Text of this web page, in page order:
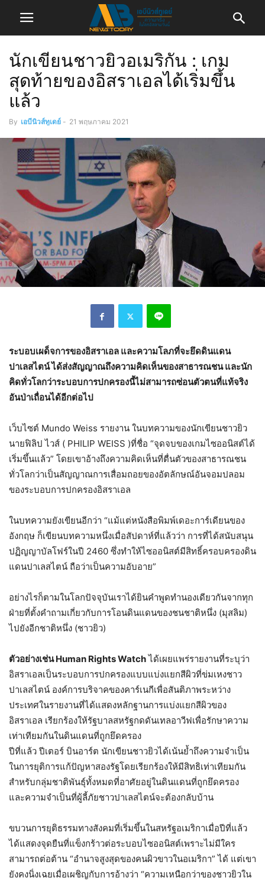
นักเขียนชาวยิวอเมริกัน : เกม
สุดท้ายของอิสราเอลได้เริ่มขึ้น
แล้ว
By เอบีนิวส์ทูเดย์ - 21 พฤษภาคม 2021
ระบอบเผด็จการของอิสราเอล และความโลภที่จะยึดดินแดน
ปาเลสไตน์ ได้ส่งสัญญาณถึงความคิดเห็นของสาธารณชน และนัก
คิดทั่วโลกว่าระบอบการปกครองนี้ไม่สามารถซ่อนตัวตนที่แท้จริง
อันป่าเถื่อนได้อีกต่อไป
เว็บไซต์ Mundo Weiss รายงาน ในบทความของนักเขียนชาวยิว
นายฟิลิป ไวส์ ( PHILIP WEISS )ที่ชื่อ “จุดจบของเกมไซออนิสต์ได้
เริ่มขึ้นแล้ว” โดยเขาอ้างถึงความคิดเห็นที่ตื่นตัวของสาธารณชน
ทั่วโลกว่าเป็นสัญญาณการเสื่อมถอยของอัตลักษณ์อันจอมปลอม
ของระบอบการปกครองอิสราเอล
ในบทความยังเขียนอีกว่า “แม้แต่หนังสือพิมพ์เดอะการ์เดียนของ
อังกฤษ ก็เขียนบทความหนึ่งเมื่อสัปดาห์ที่แล้วว่า การที่ได้สนับสนุน
ปฏิญญาบัลโฟร์ในปี 2460 ซึ่งทำให้ไซออนิสต์มีสิทธิ์ครอบครองดิน
แดนปาเลสไตน์ ถือว่าเป็นความอับอาย”
อย่างไรก็ตามในโลกปัจจุบันเราได้ยินคำพูดทำนองเดียวกันจากทุก
ฝ่ายที่ตั้งคำถามเกี่ยวกับการโอนดินแดนของชนชาติหนึ่ง (มุสลิม)
ไปยังอีกชาติหนึ่ง (ชาวยิว)
ตัวอย่างเช่น Human Rights Watchได้เผยแพร่รายงานที่ระบุว่า
อิสราเอลเป็นระบอบการปกครองแบบแบ่งแยกสีผิวที่ข่มเหงชาว
ปาเลสไตน์ องค์การบริจาคของคาร์เนกีเพื่อสันติภาพระหว่าง
ประเทศในรายงานที่ได้แสดงหลักฐานการแบ่งแยกสีผิวของ
อิสราเอล เรียกร้องให้รัฐบาลสหรัฐกดดันเทลอาวีฟเพื่อรักษาความ
เท่าเทียมกันในดินแดนที่ถูกยึดครอง
ปีที่แล้ว ปีเตอร์ บินอาร์ต นักเขียนชาวยิวได้เน้นย้ำถึงความจำเป็น
ในการยุติการแก้ปัญหาสองรัฐโดยเรียกร้องให้มีสิทธิเท่าเทียมกัน
สำหรับกลุ่มชาติพันธุ์ทั้งหมดที่อาศัยอยู่ในดินแดนที่ถูกยึดครอง
และความจำเป็นที่ผู้ลี้ภัยชาวปาเลสไตน์จะต้องกลับบ้าน
ขบวนการยุติธรรมทางสังคมที่เริ่มขึ้นในสหรัฐอเมริกาเมื่อปีที่แล้ว
ได้แสดงจุดยืนที่แข็งกร้าวต่อระบอบไซออนิสต์เพราะไม่มีใคร
สามารถต่อต้าน “อำนาจสูงสุดของคนผิวขาวในอเมริกา” ได้ แต่เขา
ยังคงนิ่งเฉยเมื่อเผชิญกับการอ้างว่า “ความเหนือกว่าของชาวยิวใน